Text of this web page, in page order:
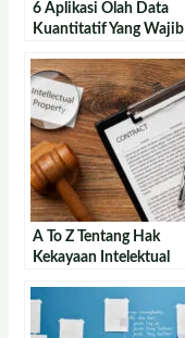
6 Aplikasi Olah Data
Kuantitatif Yang Wajib
A To Z Tentang Hak
Kekayaan Intelektual